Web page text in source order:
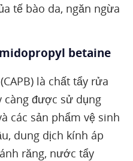
tế bào da, ngăn ngừa
betaine
là chất tẩy rửa
được sử dụng
các sản phẩm vệ sinh
dung dịch kính áp
răng, nước tẩy